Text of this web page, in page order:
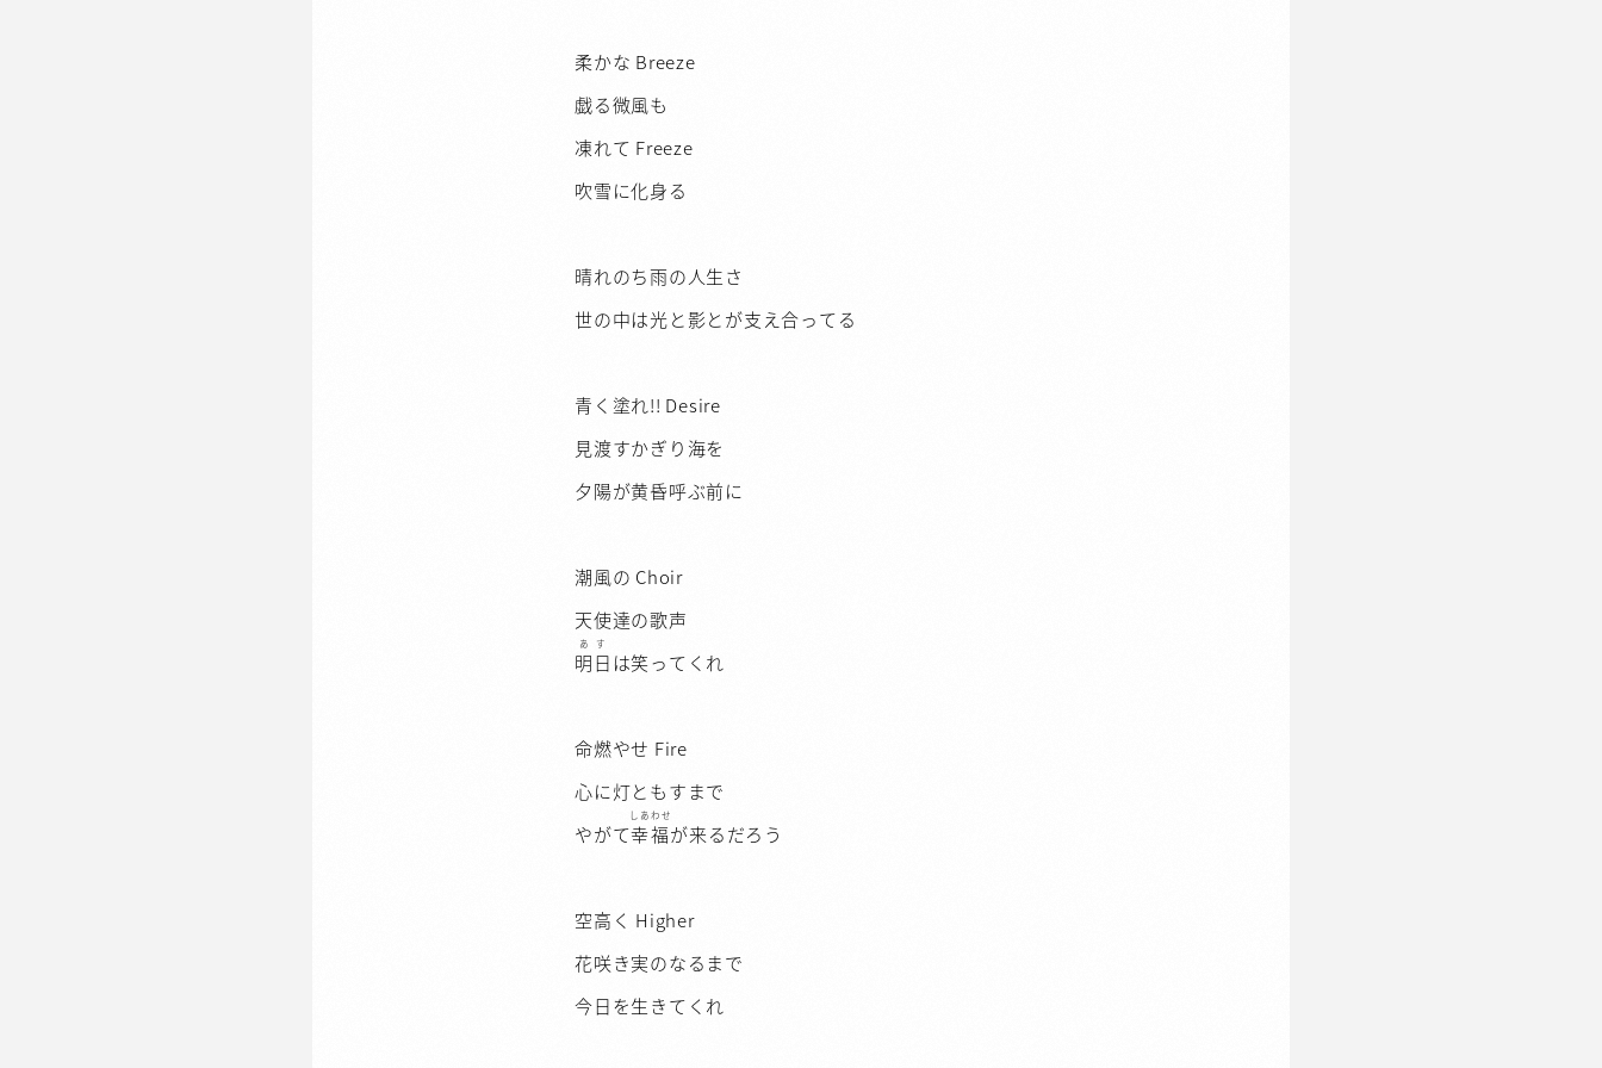
柔かな Breeze
戯る微風も
凍れて Freeze
吹雪に化身る
晴れのち雨の人生さ
世の中は光と影とが支え合ってる
青く塗れ!! Desire
見渡すかぎり海を
夕陽が黄昏呼ぶ前に
潮風の Choir
天使達の歌声
明日
あす
は笑ってくれ
命燃やせ Fire
心に灯ともすまで
やがて幸福
しあわせ
が来るだろう
空高く Higher
花咲き実のなるまで
今日を生きてくれ